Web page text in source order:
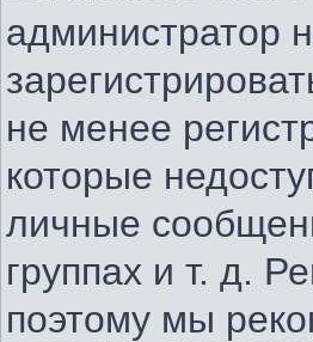
администратор
не менее
которые
личные
группах и т. д.
поэтому мы